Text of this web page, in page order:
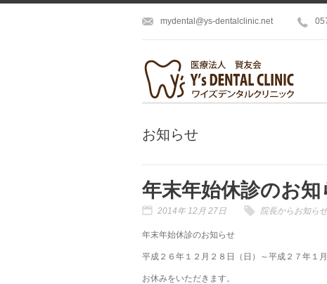
mydental@ys-dentalclinic.net
お知らせ
年末年始休診のお知
2014年 12月 27日 お知らせ
院長から
年末年始休診のお知らせ
平成２６年１２月２８日（日）～平成２７年１
お休みをいただきます。